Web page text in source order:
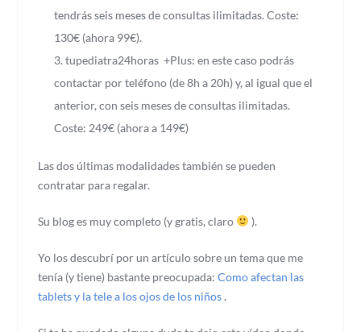
tendrás seis meses de consultas ilimitadas. Coste:
130€ (ahora 99€).
tupediatra24horas +Plus: en este caso podrás
contactar por teléfono (de 8h a 20h) y, al igual que el
anterior, con seis meses de consultas ilimitadas.
Coste: 249€ (ahora a 149€)
Las dos últimas modalidades también se pueden
contratar para regalar.
Su blog es muy completo (y gratis, claro ).
Yo los descubrí por un artículo sobre un tema que me
tenía (y tiene) bastante preocupada:Como afectan las
tablets y la tele a los ojos de los niños.